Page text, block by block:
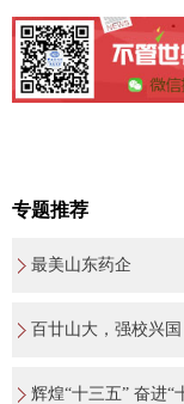
专题推荐
最美山东药企
百廿山大，强校兴国
辉煌“十三五” 奋进“